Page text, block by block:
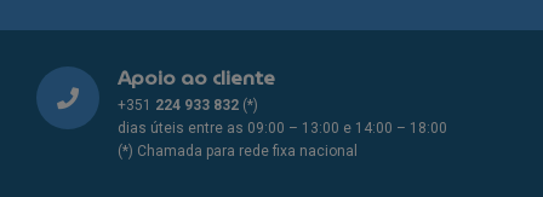
Apoio ao cliente
+351 224 933 832 (*)
dias úteis entre as 09:00 – 13:00 e 14:00 – 18:00
(*) Chamada para rede fixa nacional